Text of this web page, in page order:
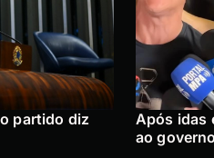
partido diz
Após idas
ao